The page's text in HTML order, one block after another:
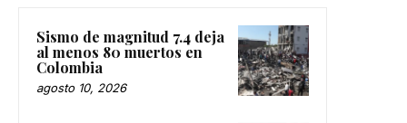
Sismo de magnitud 7.4 deja
al menos 80 muertos en
Colombia
agosto 10, 2026